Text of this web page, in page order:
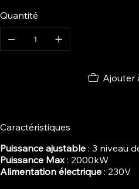
Quantité
Ajouter
Caractéristiques
Puissance ajustable : 3 niveau
Puissance Max : 2000kW
Alimentation électrique : 230V